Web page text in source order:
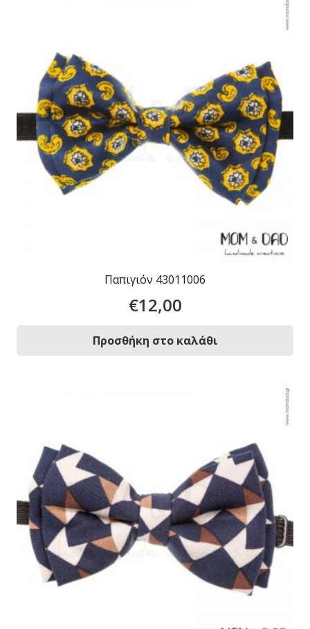
Παπιγιόν 43011006
€12,00
Προσθήκη στο καλάθι